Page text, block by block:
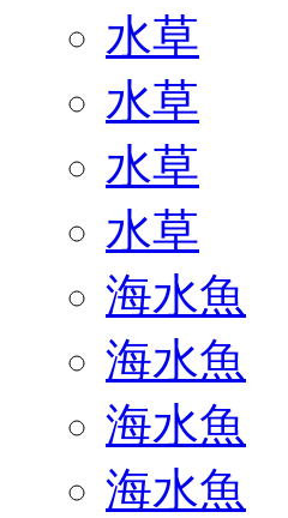
水草
水草
水草
水草
海水魚
海水魚
海水魚
海水魚